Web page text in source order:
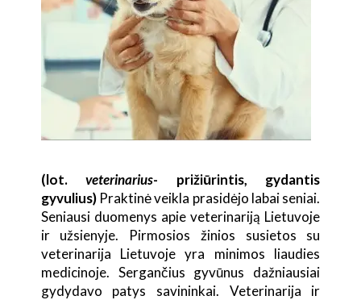
(lot.veterinarius- prižiūrintis, gydantis
gyvulius)Praktinė veikla prasidėjo labai seniai.
Seniausi duomenys apie veterinariją Lietuvoje
ir užsienyje. Pirmosios žinios susietos su
veterinarija Lietuvoje yra minimos liaudies
medicinoje. Sergančius gyvūnus dažniausiai
gydydavo patys savininkai. Veterinarija ir